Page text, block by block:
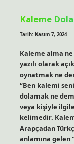
Kaleme
Tarih: Kasım 7, 2024
Kaleme alma
yazılı olarak
oynatmak ne
“Ben kalemi
dolamak ne
veya kişiyle
kelimedir.
Arapçadan
anlamına gelen